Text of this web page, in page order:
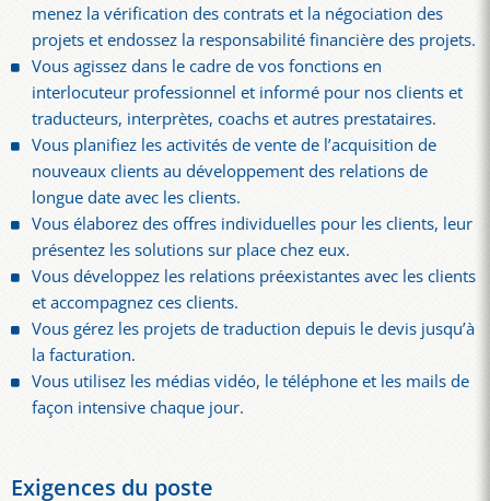
menez la vérification des contrats et la négociation des
projets et endossez la responsabilité financière des projets.
Vous agissez dans le cadre de vos fonctions en
interlocuteur professionnel et informé pour nos clients et
traducteurs, interprètes, coachs et autres prestataires.
Vous planifiez les activités de vente de l’acquisition de
nouveaux clients au développement des relations de
longue date avec les clients.
Vous élaborez des offres individuelles pour les clients, leur
présentez les solutions sur place chez eux.
Vous développez les relations préexistantes avec les clients
et accompagnez ces clients.
Vous gérez les projets de traduction depuis le devis jusqu’à
la facturation.
Vous utilisez les médias vidéo, le téléphone et les mails de
façon intensive chaque jour.
Exigences du poste